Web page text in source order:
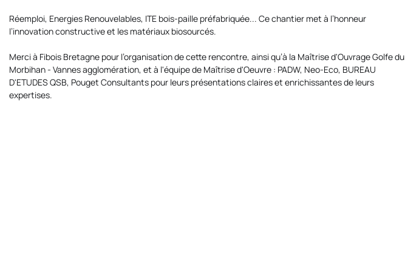
Réemploi, Energies Renouvelables, ITE bois-paille préfabriquée... Ce chantier met à l’honneur
l’innovation constructive et les matériaux biosourcés.
Merci à Fibois Bretagne pour l’organisation de cette rencontre, ainsi qu’à la Maîtrise d'OuvrageGolfe du
Morbihan - Vannes agglomération, et à l'équipe de Maîtrise d'Oeuvre : PADW, Neo-Eco, BUREAU
D'ETUDES QSB, Pouget Consultants pour leurs présentations claires et enrichissantes de leurs
expertises.